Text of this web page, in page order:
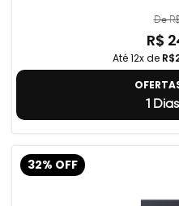
De
R$
Até 12x de
1
32% OFF